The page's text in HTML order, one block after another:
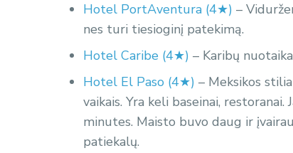
Hotel PortAventura (4★) –
nes turi tiesioginį patekimą.
Hotel Caribe (4★) – Karibų
Hotel El Paso (4★) – Meksikos
vaikais. Yra keli baseinai,
minutes. Maisto buvo daug ir
patiekalų.